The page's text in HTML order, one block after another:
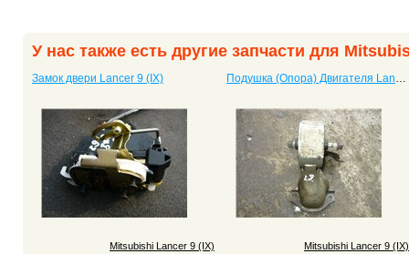
У нас также есть другие запчасти для
Замок двери Lancer 9 (IX)
Mitsubishi Lancer 9 (IX)
Подушка (Опора) Двигателя Lancer 9 (IX)
Mitsubishi Lancer 9 (IX)